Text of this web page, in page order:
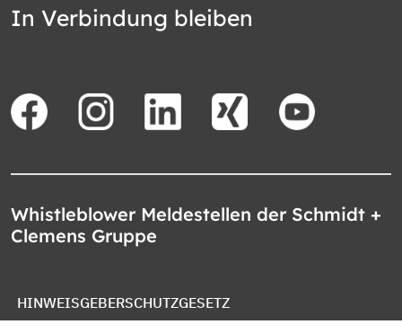
In Verbindung bleiben
Whistleblower Meldestellen der Schmidt +
Clemens Gruppe
HINWEISGEBERSCHUTZGESETZ